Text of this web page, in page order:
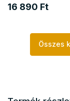
16 890 Ft
Összes